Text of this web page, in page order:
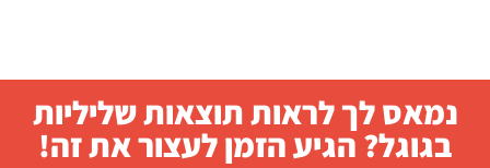
נמאס לך לראות תוצאות שליליות
בגוגל? הגיע הזמן לעצור את זה!